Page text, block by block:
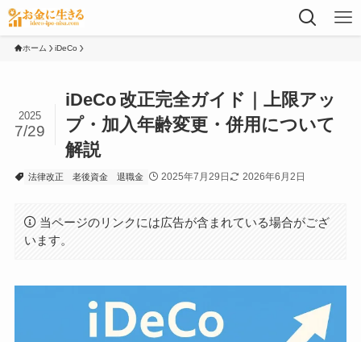
ホーム iDeCo
iDeCo 改正完全ガイド｜上限アッ
プ・加入年齢変更・併用について
解説
2025
7/29
法律改正 老後資金 退職金 2025年7月29日 2026年6月2日
当ページのリンクには広告が含まれている場合がござ
います。